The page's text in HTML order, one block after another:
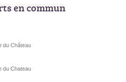
en commun
du Château
du Chateau